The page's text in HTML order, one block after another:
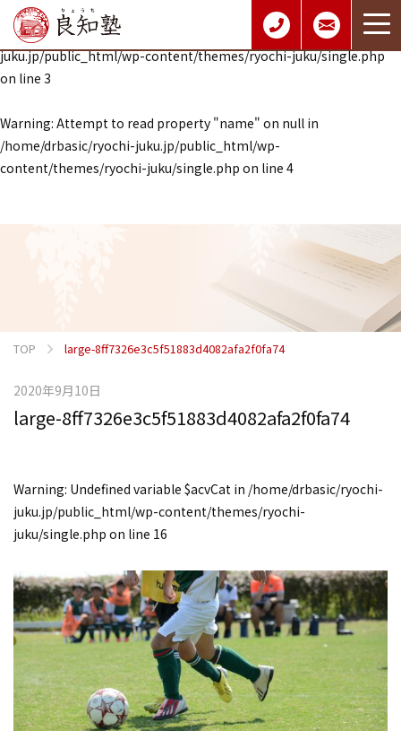
Warning : Undefined array key 0 in
/home/drbasic/ryochi-
juku.jp/public_html/wp-content/themes/ryochi-juku/single.php
on line 3
Warning: Attempt to read property "name" on null in
/home/drbasic/ryochi-juku.jp/public_html/wp-
content/themes/ryochi-juku/single.php on line 4
TOP large-8ff7326e3c5f51883d4082afa2f0fa74
2020年9月10日
large-8ff7326e3c5f51883d4082afa2f0fa74
Warning: Undefined variable $acvCat in /home/drbasic/ryochi-
juku.jp/public_html/wp-content/themes/ryochi-
juku/single.php on line 16